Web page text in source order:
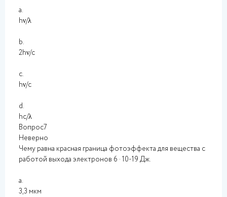
a.
hν/λ
b.
2hν/с
c.
hν/с
d.
hс/λ
Вопрос7
Неверно
Чему равна красная граница фотоэффекта для вещества с
работой выхода электронов 6 · 10-19 Дж.
a.
3,3 мкм